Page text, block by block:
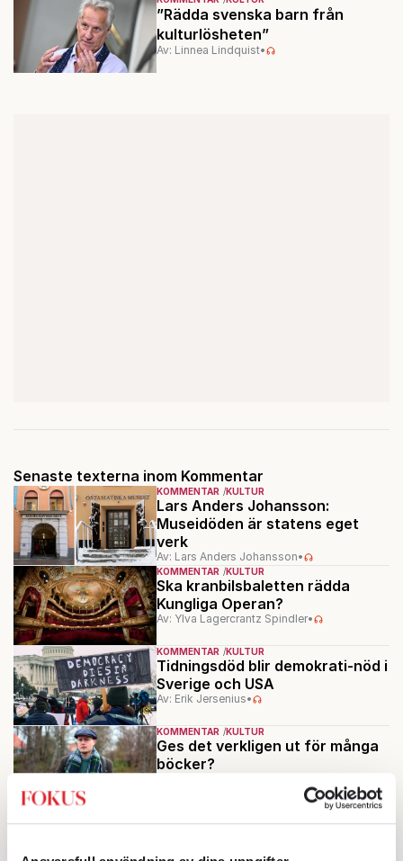
”Rädda svenska barn från
kulturlösheten”
Av: Linnea Lindquist•
Senaste texterna inom Kommentar
KOMMENTAR KULTUR
Lars Anders Johansson:
Museidöden är statens eget
verk
Av: Lars Anders Johansson•
KOMMENTAR KULTUR
Ska kranbilsbaletten rädda
Kungliga Operan?
Av: Ylva Lagercrantz Spindler•
KOMMENTAR KULTUR
Tidningsdöd blir demokrati-nöd i
Sverige och USA
Av: Erik Jersenius•
KOMMENTAR KULTUR
Ges det verkligen ut för många
böcker?
Ta tillbaka skyltarna – skärmar